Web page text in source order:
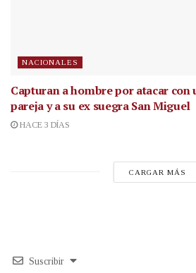
NACIONALES
Capturan a hombre por atacar con
pareja y a su ex suegra San Miguel
HACE 3 DÍAS
CARGAR MÁS
Suscribir